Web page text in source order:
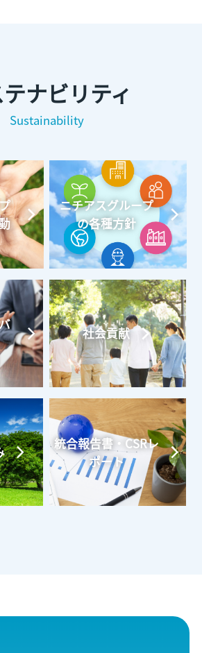
ナビリティ
Sustainability
ニチアスグループ
の各種方針
社会貢献
統合報告書・CSRレ
ポート